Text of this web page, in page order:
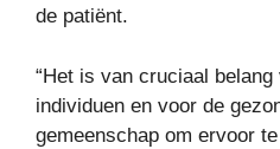
de patiënt.
“Het is van cruciaal
individuen en voor de
gemeenschap om ervoor